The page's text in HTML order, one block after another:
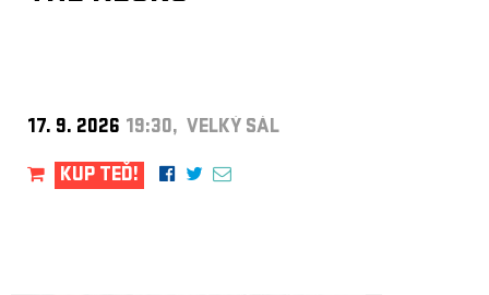
17. 9. 2026 19:30, VELKÝ SÁL
KUP TEĎ!